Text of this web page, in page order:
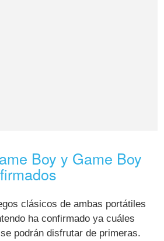
Boy y Game Boy
clásicos de ambas portátiles
ha confirmado ya cuáles
podrán disfrutar de primeras.